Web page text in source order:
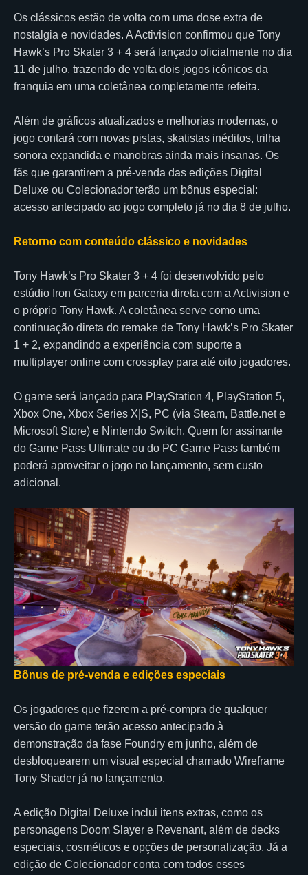
Os clássicos estão de volta com uma dose extra de
nostalgia e novidades. A Activision confirmou que Tony
Hawk’s Pro Skater 3 + 4 será lançado oficialmente no dia
11 de julho, trazendo de volta dois jogos icônicos da
franquia em uma coletânea completamente refeita.
Além de gráficos atualizados e melhorias modernas, o
jogo contará com novas pistas, skatistas inéditos, trilha
sonora expandida e manobras ainda mais insanas. Os
fãs que garantirem a pré-venda das edições Digital
Deluxe ou Colecionador terão um bônus especial:
acesso antecipado ao jogo completo já no dia 8 de julho.
Retorno com conteúdo clássico e novidades
Tony Hawk’s Pro Skater 3 + 4 foi desenvolvido pelo
estúdio Iron Galaxy em parceria direta com a Activision e
o próprio Tony Hawk. A coletânea serve como uma
continuação direta do remake de Tony Hawk’s Pro Skater
1 + 2, expandindo a experiência com suporte a
multiplayer online com crossplay para até oito jogadores.
O game será lançado para PlayStation 4, PlayStation 5,
Xbox One, Xbox Series X|S, PC (via Steam, Battle.net e
Microsoft Store) e Nintendo Switch. Quem for assinante
do Game Pass Ultimate ou do PC Game Pass também
poderá aproveitar o jogo no lançamento, sem custo
adicional.
Bônus de pré-venda e edições especiais
Os jogadores que fizerem a pré-compra de qualquer
versão do game terão acesso antecipado à
demonstração da fase Foundry em junho, além de
desbloquearem um visual especial chamado Wireframe
Tony Shader já no lançamento.
A edição Digital Deluxe inclui itens extras, como os
personagens Doom Slayer e Revenant, além de decks
especiais, cosméticos e opções de personalização. Já a
edição de Colecionador conta com todos esses